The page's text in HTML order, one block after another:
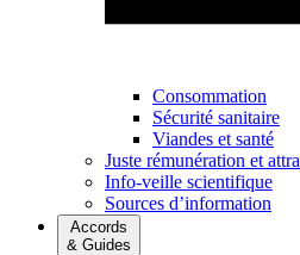
Consommation
Sécurité sanitaire
Viandes et santé
Juste rémunération et
Info-veille scientifique
Sources d’information
Accords
& Guides